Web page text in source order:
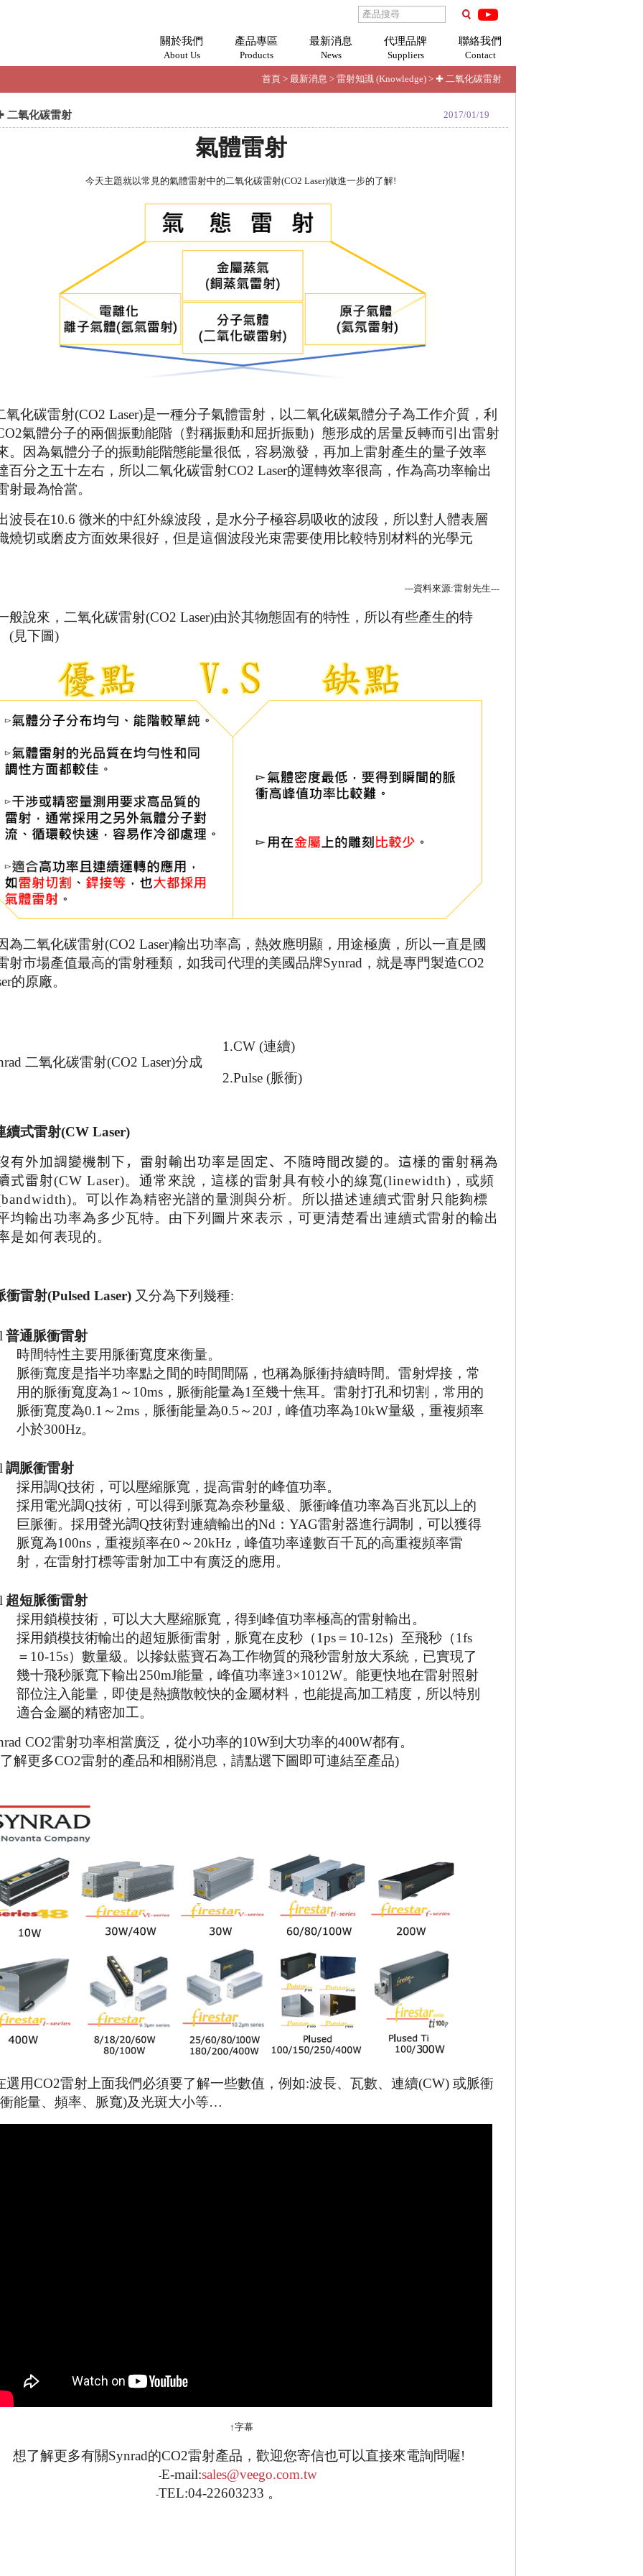
關於我們
About Us
產品專區
Products
最新消息
News
代理品牌
Suppliers
聯絡我們
Contact
首頁 > 最新消息 > 雷射知識 (Knowledge) > ✚ 二氧化碳雷射
二氧化碳雷射 2017/01/19
氣體雷射
今天主題就以常見的氣體雷射中的二氧化碳雷射(CO2 Laser)做進一步的了解!
氧化碳雷射(CO2 Laser)是一種分子氣體雷射，以二氧化碳氣體分子為工作介質，利
氣體分子的兩個振動能階（對稱振動和屈折振動）態形成的居量反轉而引出雷射
。因為氣體分子的振動能階態能量很低，容易激發，再加上雷射產生的量子效率
百分之五十左右，所以二氧化碳雷射CO2 Laser的運轉效率很高，作為高功率輸出
射最為恰當。
波長在10.6 微米的中紅外線波段，是水分子極容易吸收的波段，所以對人體表層
燒切或磨皮方面效果很好，但是這個波段光束需要使用比較特別材料的光學元
---資料來源:雷射先生---
般說來， 二氧化碳雷射(CO2 Laser)由於其物態固有的特性，所以有些產生的特
(見下圖)
為二氧化碳雷射(CO2 Laser)輸出功率高，熱效應明顯，用途極廣，所以一直是國
射市場產值最高的雷射種類，如我司代理的美國品牌Synrad ，就是專門製造CO2
的原廠。
二氧化碳雷射(CO2 Laser)分成
1.CW (連續)
2.Pulse (脈衝)
續式雷射(CW Laser)
有外加調變機制下，雷射輸出功率是固定、不隨時間改變的。這樣的雷射稱為
式雷射(CW Laser)。通常來說，這樣的雷射具有較小的線寬(linewidth) ，或頻
。可以作為精密光譜的量測與分析。所以描述連續式雷射只能夠標
均輸出功率為多少瓦特。由下列圖片來表示，可更清楚看出連續式雷射的輸出
是如何表現的。
衝雷射(Pulsed Laser) 又分為下列幾種:
l 普通脈衝雷射
時間特性主要用脈衝寬度來衡量。
脈衝寬度是指半功率點之間的時間間隔，也稱為脈衝持續時間。雷射焊接，常
用的脈衝寬度為1 ～ 10ms ，脈衝能量為1至幾十焦耳。雷射打孔和切割，常用的
脈衝寬度為0.1 ～ 2ms ，脈衝能量為0.5 ～ 20J ，峰值功率為10kW量級，重複頻率
小於300Hz。
l 調脈衝雷射
採用調Q技術，可以壓縮脈寬，提高雷射的峰值功率。
採用電光調Q技術，可以得到脈寬為奈秒量級、脈衝峰值功率為百兆瓦以上的
巨脈衝。採用聲光調Q技術對連續輸出的Nd ： YAG雷射器進行調制，可以獲得
脈寬為100ns ，重複頻率在0 ～ 20kHz ，峰值功率達數百千瓦的高重複頻率雷
射，在雷射打標等雷射加工中有廣泛的應用。
l 超短脈衝雷射
採用鎖模技術，可以大大壓縮脈寬，得到峰值功率極高的雷射輸出。
採用鎖模技術輸出的超短脈衝雷射，脈寬在皮秒（1ps＝ 10-12s）至飛秒（1fs
＝ 10-15s）數量級。以摻鈦藍寶石為工作物質的飛秒雷射放大系統，已實現了
幾十飛秒脈寬下輸出250mJ能量，峰值功率達3×1012W。能更快地在雷射照射
部位注入能量，即使是熱擴散較快的金屬材料，也能提高加工精度，所以特別
適合金屬的精密加工。
CO2雷射功率相當廣泛，從小功率的10W到大功率的400W都有。
解更多CO2雷射的產品和相關消息，請點選下圖即可連結至產品)
選用CO2雷射上面我們必須要了解一些數值，例如:波長、瓦數、連續(CW) 或脈衝
能量、頻率、脈寬)及光斑大小等…
字幕
想了解更多有關Synrad的CO2雷射產品， 歡迎您寄信也可以直接來電詢問喔!
-E-mail:sales@veego.com.tw
-TEL:04-22603233 。